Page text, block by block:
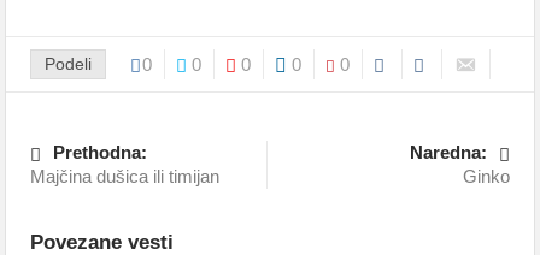
Podeli 0 0 0 0 0
Prethodna:
Majčina dušica ili timijan
Naredna:
Ginko
Povezane vesti